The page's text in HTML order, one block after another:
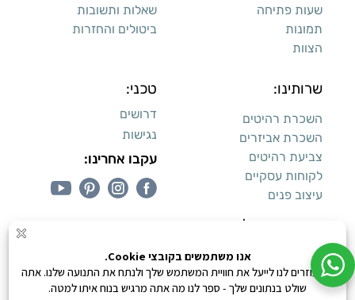
שעות פתיחה
תמונות
הצוות
שאלות ותשובות
ביטולים והחזרות
שרותינו:
השכרת רהיטים
השכרת אביזרים
צביעת רהיטים
לקוחות עסקיים
עיצוב פנים
עיצוב דירות למכירה:
טכני:
דרושים
נגישות
עקבו אחרינו:
קנייה מאובטחת